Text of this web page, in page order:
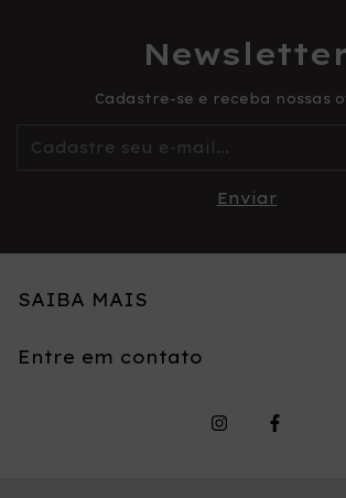
Cadastre-se e receba nossas
SAIBA MAIS
Entre em contato